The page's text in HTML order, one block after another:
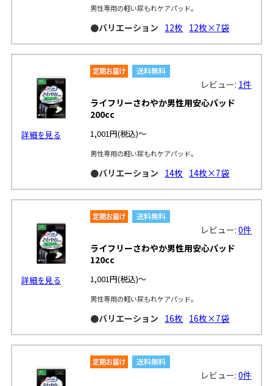
男性専用の軽い尿もれケアパッド。
●バリエーション 12枚 12枚×7袋
詳細を見る
レビュー: 1件
ライフリーさわやか男性用安心パッド
200cc
1,001円(税込)～
男性専用の軽い尿もれケアパッド。
●バリエーション 14枚 14枚×7袋
詳細を見る
レビュー:0件
ライフリーさわやか男性用安心パッド
120cc
1,001円(税込)～
男性専用の軽い尿もれケアパッド。
●バリエーション 16枚 16枚×7袋
レビュー:0件